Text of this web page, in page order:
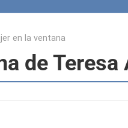
en la ventana
de